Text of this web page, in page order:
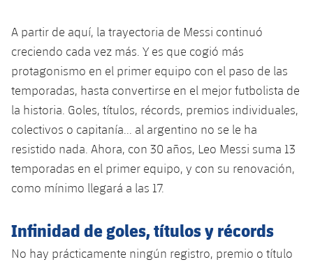
Clasificaciones
Jugadores
Fotos
Historia
Palmarés
Jugadores
Clasificaciones
Junior
Juvenil
Alevín
PLUSICON
MÁS
Información general
plusicon
más
Noticias
Atletismo
plusicon
más
Actualidad
Masculino
Femenino
Agenda
Baloncesto en silla de ruedas
plusicon
más
Actualidad
Calendario
Hockey sobre hielo
plusicon
más
Noticias
Patinaje artístico
plusicon
más
A partir de aquí, la trayectoria de Messi continuó
creciendo cada vez más. Y es que cogió más
protagonismo en el primer equipo con el paso de las
temporadas, hasta convertirse en el mejor futbolista de
la historia. Goles, títulos, récords, premios individuales,
colectivos o capitanía... al argentino no se le ha
resistido nada. Ahora, con 30 años, Leo Messi suma 13
temporadas en el primer equipo, y con su renovación,
como mínimo llegará a las 17.
Infinidad de goles, títulos y récords
No hay prácticamente ningún registro, premio o título